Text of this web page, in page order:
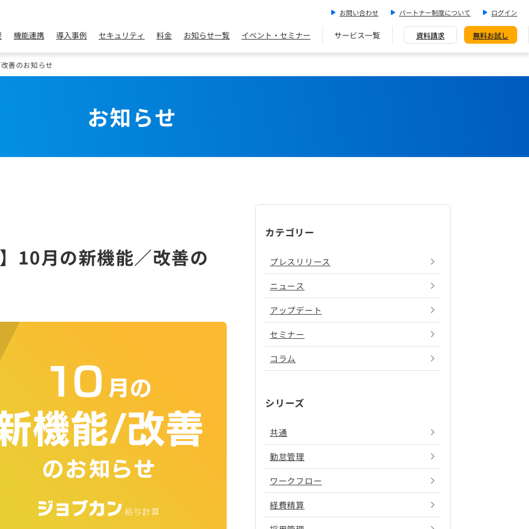
お問い合わせ パートナー制度について ログイン
機能連携 導入事例 セキュリティ 料金 お知らせ一覧 イベント・セミナー サービス一覧 資料請求 無料お試し
善のお知らせ
お知らせ
10月の新機能／改善の
カテゴリー
プレスリリース
ニュース
アップデート
セミナー
コラム
シリーズ
共通
勤怠管理
ワークフロー
経費精算